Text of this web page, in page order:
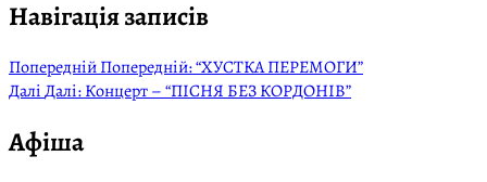
Навігація записів
ПопереднійПопередній:“ХУСТКА ПЕРЕМОГИ”
ДаліДалі:Концерт – “ПІСНЯ БЕЗ КОРДОНІВ”
Афіша